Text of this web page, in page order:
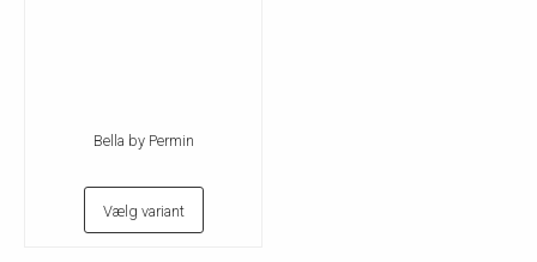
Bella by Permin
Vælg variant